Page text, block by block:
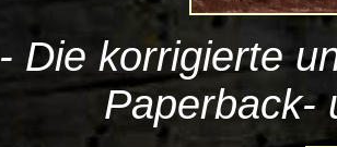
- Die korrigierte
Paperback-